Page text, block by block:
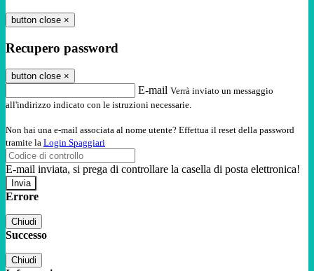
button close ×
Recupero password
button close ×
E-mail Verrà inviato un messaggio
all'indirizzo indicato con le istruzioni necessarie.
Non hai una e-mail associata al nome utente? Effettua il reset della password
tramite la Login Spaggiari
E-mail inviata, si prega di controllare la casella di posta elettronica!
Errore
Chiudi
Successo
Chiudi